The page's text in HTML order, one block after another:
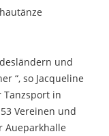
und
“, so Jacqueline
Tanzsport in
Vereinen und
Aueparkhalle